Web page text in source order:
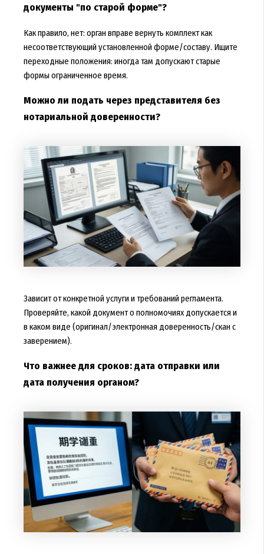
документы "по старой форме"?
Как правило, нет: орган вправе вернуть комплект как
несоответствующий установленной форме/составу. Ищите
переходные положения: иногда там допускают старые
формы ограниченное время.
Можно ли подать через представителя без
нотариальной доверенности?
Зависит от конкретной услуги и требований регламента.
Проверяйте, какой документ о полномочиях допускается и
в каком виде (оригинал/электронная доверенность/скан с
заверением).
Что важнее для сроков: дата отправки или
дата получения органом?